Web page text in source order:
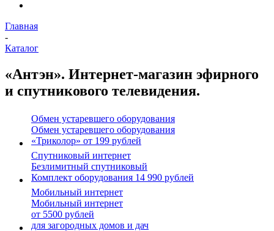
Главная
-
Каталог
«Антэн». Интернет-магазин эфирного
и спутникового телевидения.
Обмен устаревшего оборудования
Обмен устаревшего оборудования
«Триколор» от 199 рублей
Спутниковый интернет
Безлимитный спутниковый
Комплект оборудования 14 990 рублей
Мобильный интернет
Мобильный интернет
от 5500 рублей
для загородных домов и дач